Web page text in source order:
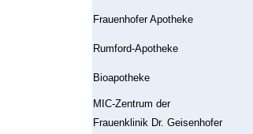
Frauenhofer Apotheke
Rumford-Apotheke
Bioapotheke
MIC-Zentrum der
Frauenklinik Dr. Geisenhofer